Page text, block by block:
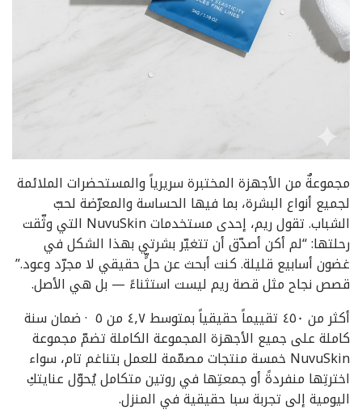
مجموعةٌ من الأجهزة المختبرة سريرياً والمستحضرات الملائمة
لجميع أنواع البشرة، بما فيها الحساسة والمعرّضة لحبّ
الشباب. تقول ريم، إحدى مستخدمات NuvuSkin التي وثّقت
رحلتها: “لم أكن أصدّق أن تتغيّر بشرتي بهذا الشكل في
غضون أسابيع قليلة. كنت أبحث عن حلٍّ حقيقي لا مجرّد وعود.”
قصص نجاح مثل قصة ريم ليست استثناءً — بل هي الأصل.
أكثر من ٤٥٠ تقييماً حقيقياً بمتوسط ٤٫٧ من ٥ · ضمان سنة
كاملة على جميع الأجهزة المجموعة الكاملة تضمّ مجموعة
NuvuSkin خمسة منتجات مصمّمة للعمل بتناغم تام، سواء
اخترتِها منفردةً أو جمعتِها في روتين متكامل يُحوّل عنايتكِ
اليومية إلى تجربة سبا حقيقية في المنزل.